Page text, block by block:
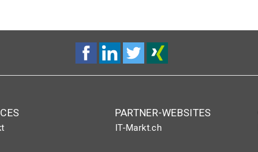
PARTNER-WEBSITES
IT-Markt.ch